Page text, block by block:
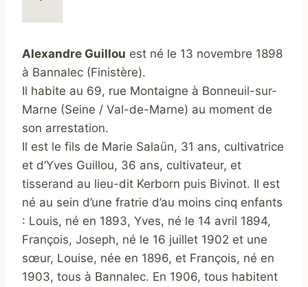
Alexandre Guillou est né le 13 novembre 1898
à Bannalec (Finistère).
Il habite au 69, rue Montaigne à Bonneuil-sur-
Marne (Seine / Val-de-Marne) au moment de
son arrestation.
Il est le fils de Marie Salaün, 31 ans, cultivatrice
et d’Yves Guillou, 36 ans, cultivateur, et
tisserand au lieu-dit Kerborn puis Bivinot. Il est
né au sein d’une fratrie d’au moins cinq enfants
: Louis, né en 1893, Yves, né le 14 avril 1894,
François, Joseph, né le 16 juillet 1902 et une
sœur, Louise, née en 1896, et François, né en
1903, tous à Bannalec. En 1906, tous habitent